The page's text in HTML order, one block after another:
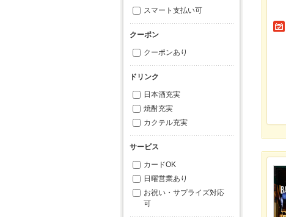
スマート支払い可
クーポン
クーポンあり
ドリンク
日本酒充実
焼酎充実
カクテル充実
サービス
カードOK
日曜営業あり
お祝い・サプライズ対応
可